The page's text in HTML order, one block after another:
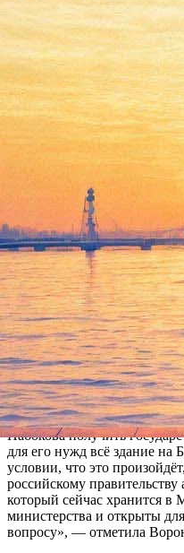
Набокова
заявлением
Американский
обратился к российскому
помочь петербургскому
государственный статус и
47. Об этом «Фонтанке» 12
фонда Ольга Воронина.
«Литературный фонд
российскому министру
попросив его помочь
Набокова получить
для его нужд всё здание
условии, что это
российскому
который сейчас хранится
министерства и открыты
вопросу», — отметила